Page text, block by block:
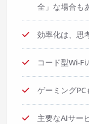
全」な場合も
効率化は、思
コード型Wi-
ゲーミングPC
主要なAIサー